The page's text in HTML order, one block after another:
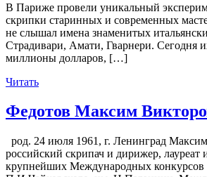
В Париже провели уникальный
скрипки старинных и современных
не слышал имена знаменитых
Страдивари, Амати, Гварнери. Сегодня
миллионы долларов, […]
Читать
Федотов Максим
род. 24 июля 1961, г. Ленинград
российский скрипач и дирижер, лауреат
крупнейших Международных конкурсов